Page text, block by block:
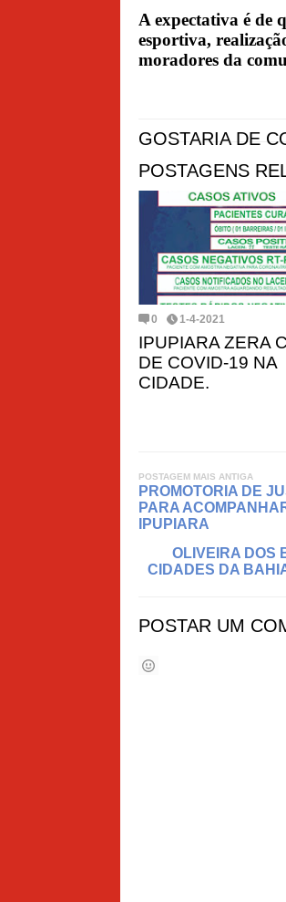
A expectativa é
esportiva,
moradores da
GOSTARIA DE
POSTAGENS
0 1-4-2021
IPUPIARA ZERA
DE COVID-19 NA
CIDADE.
POSTAGEM MAIS ANTIGA
PROMOTORIA DE
PARA
IPUPIARA
OLIVEIRA DOS
CIDADES DA
POSTAR UM